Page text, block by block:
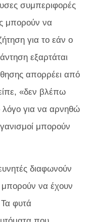
συμπεριφορές
μπορούν να
για το εάν ο
εξαρτάται
απορρέει από
«δεν βλέπω
λόγο για να αρνηθώ
μπορούν
διαφωνούν
μπορούν να έχουν
φυτά